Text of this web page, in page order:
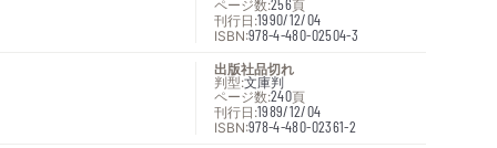
ページ数:256頁
刊行日:1990/12/04
ISBN:978-4-480-02504-3
出版社品切れ
判型:文庫判
ページ数:240頁
刊行日:1989/12/04
ISBN:978-4-480-02361-2